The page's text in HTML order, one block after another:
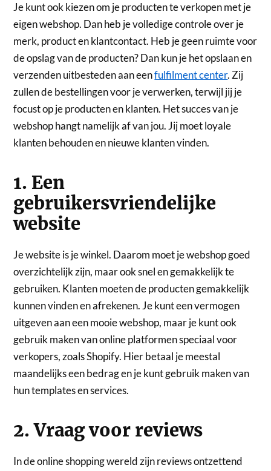
Je kunt ook kiezen om je producten te verkopen met je
eigen webshop. Dan heb je volledige controle over je
merk, product en klantcontact. Heb je geen ruimte voor
de opslag van de producten? Dan kun je het opslaan en
verzenden uitbesteden aan eenfulfilment center. Zij
zullen de bestellingen voor je verwerken, terwijl jij je
focust op je producten en klanten. Het succes van je
webshop hangt namelijk af van jou. Jij moet loyale
klanten behouden en nieuwe klanten vinden.
1. Een
gebruikersvriendelijke
website
Je website is je winkel. Daarom moet je webshop goed
overzichtelijk zijn, maar ook snel en gemakkelijk te
gebruiken. Klanten moeten de producten gemakkelijk
kunnen vinden en afrekenen. Je kunt een vermogen
uitgeven aan een mooie webshop, maar je kunt ook
gebruik maken van online platformen speciaal voor
verkopers, zoals Shopify. Hier betaal je meestal
maandelijks een bedrag en je kunt gebruik maken van
hun templates en services.
2. Vraag voor reviews
In de online shopping wereld zijn reviews ontzettend